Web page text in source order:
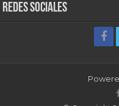
Redes sociales